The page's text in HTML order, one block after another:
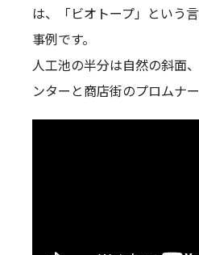
は、「ビオトープ」という
事例です。
人工池の半分は自然の斜面
ンターと商店街のプロムナ